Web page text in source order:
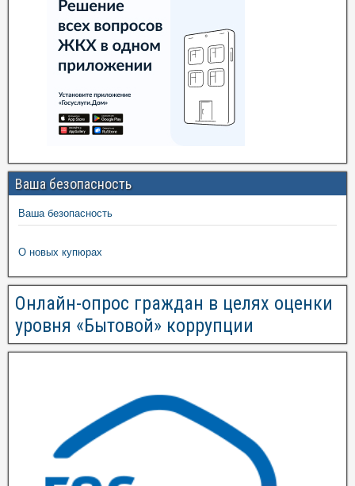
Ваша безопасность
Ваша безопасность
О новых купюрах
Онлайн-опрос граждан в целях оценки
уровня «Бытовой» коррупции